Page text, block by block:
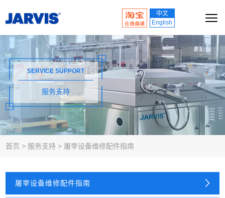
中文
English
SERVICE SUPPORT
服务支持
首页 > 服务支持 > 屠宰设备维修配件指南
屠宰设备维修配件指南